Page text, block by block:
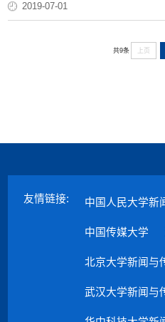
2019-07-01
共9条 上页
友情链接: 中国人民大学新
中国传媒大学
北京大学新闻与
武汉大学新闻与